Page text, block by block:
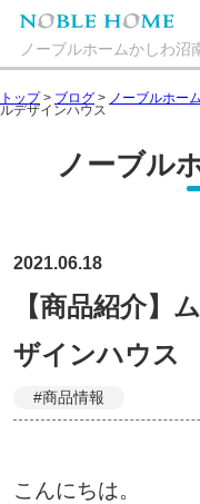
ノーブルホームかしわ沼
トップ> ブログ > ノーブルホー
ルデザインハウス
ノーブル
2021.06.18
【商品紹介】
ザインハウス
#商品情報
こんにちは。